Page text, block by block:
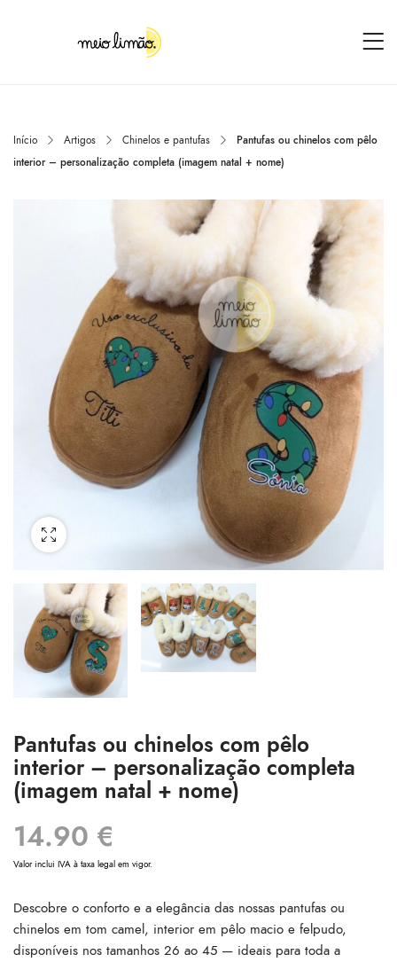
Início Artigos Chinelos e pantufas
Pantufas ou chinelos com pêlo
interior – personalização completa (imagem natal + nome)
Pantufas ou chinelos com pêlo
interior – personalização completa
(imagem natal + nome)
14.90 €
Valor inclui IVA à taxa legal em vigor.
Descobre o conforto e a elegância das nossas pantufas ou
chinelos em tom camel, interior em pêlo macio e felpudo,
disponíveis nos tamanhos 26 ao 45 — ideais para toda a